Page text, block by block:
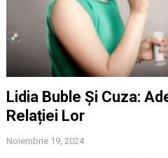
Lidia Buble Și Cuza:
Relației Lor
Noiembrie 19, 2024